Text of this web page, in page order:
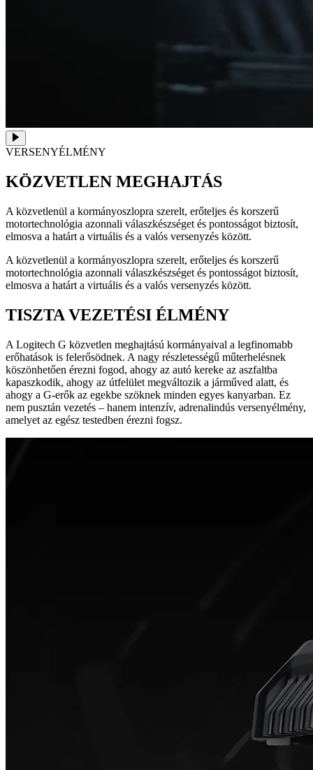
VERSENYÉLMÉNY
KÖZVETLEN MEGHAJTÁS
A közvetlenül a kormányoszlopra szerelt, erőteljes és korszerű
motortechnológia azonnali válaszkészséget és pontosságot biztosít,
elmosva a határt a virtuális és a valós versenyzés között.
A közvetlenül a kormányoszlopra szerelt, erőteljes és korszerű
motortechnológia azonnali válaszkészséget és pontosságot biztosít,
elmosva a határt a virtuális és a valós versenyzés között.
TISZTA VEZETÉSI ÉLMÉNY
A Logitech G közvetlen meghajtású kormányaival a legfinomabb
erőhatások is felerősödnek. A nagy részletességű műterhelésnek
köszönhetően érezni fogod, ahogy az autó kereke az aszfaltba
kapaszkodik, ahogy az útfelület megváltozik a járműved alatt, és
ahogy a G-erők az egekbe szöknek minden egyes kanyarban. Ez
nem pusztán vezetés – hanem intenzív, adrenalindús versenyélmény,
amelyet az egész testedben érezni fogsz.